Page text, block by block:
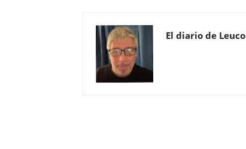
El diario de Leuco